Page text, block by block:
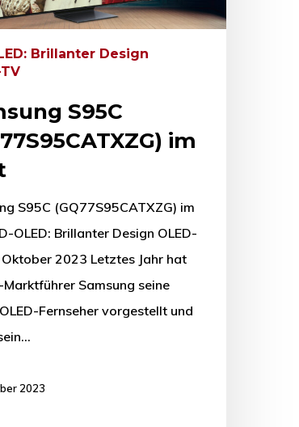
Brillanter Design
S95C
im
S95C (GQ77S95CATXZG) im
OLED: Brillanter Design OLED-
2023 Letztes Jahr hat
Marktführer Samsung seine
Fernseher vorgestellt und
2023